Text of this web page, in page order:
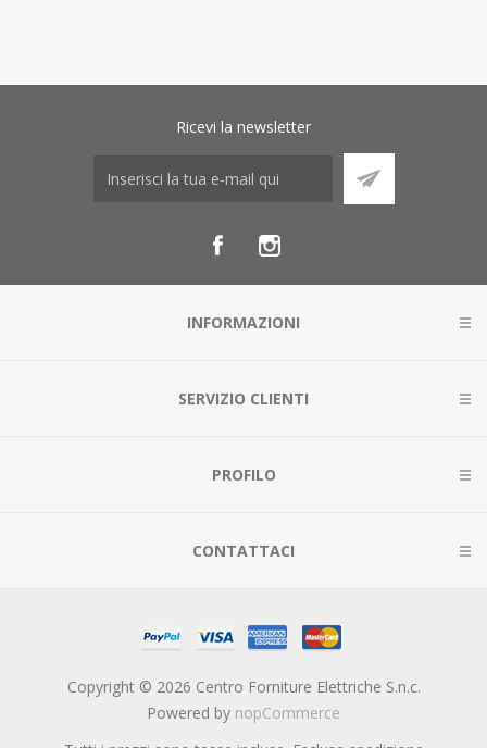
Ricevi la newsletter
INFORMAZIONI
SERVIZIO CLIENTI
PROFILO
CONTATTACI
Copyright © 2026 Centro Forniture Elettriche S.n.c.
Powered by nopCommerce